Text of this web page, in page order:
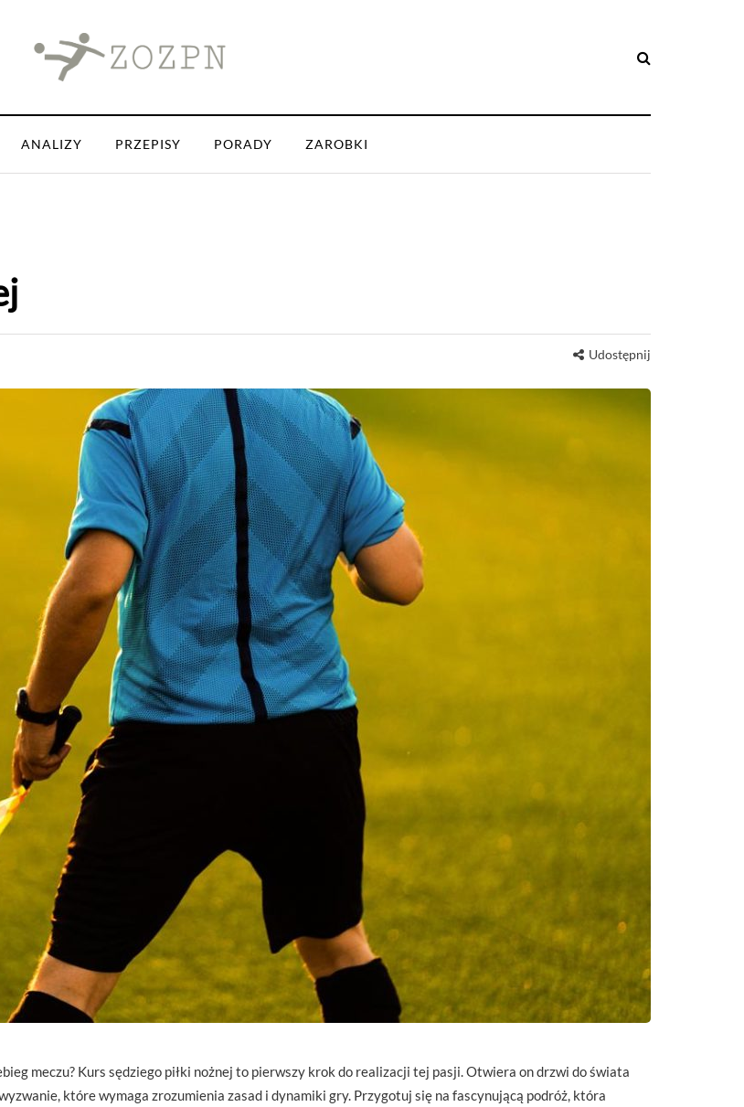
ANALIZY PRZEPISY PORADY ZAROBKI
Udostępnij
meczu? Kurs sędziego piłki nożnej to pierwszy krok do realizacji tej pasji. Otwiera on drzwi do świata
które wymaga zrozumienia zasad i dynamiki gry. Przygotuj się na fascynującą podróż, która